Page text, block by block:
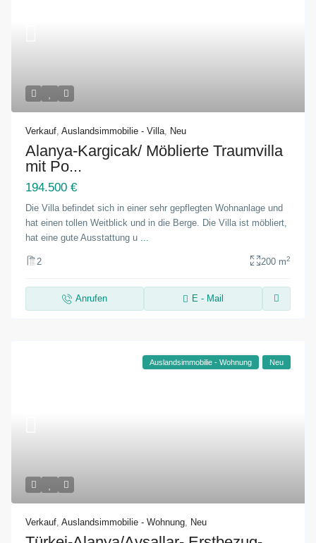
Verkauf,Auslandsimmobilie - Villa, Neu
Alanya-Kargicak/ Möblierte Traumvilla
mit Po...
194.500 €
Die Villa befindet sich in einer sehr gepflegten Wohnanlage und
hat einen tollen Weitblick und in die Berge. Die Villa ist möbliert,
hat eine gute Ausstattung u ...
2 200 m2
Anrufen E - Mail
Auslandsimmobilie - Wohnung Neu
Verkauf,Auslandsimmobilie - Wohnung, Neu